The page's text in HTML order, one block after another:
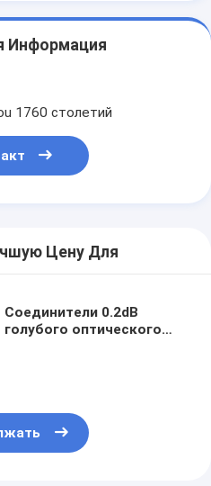
Информация
1760 столетий
Цену Для
Соединители 0.2dB
голубого оптического